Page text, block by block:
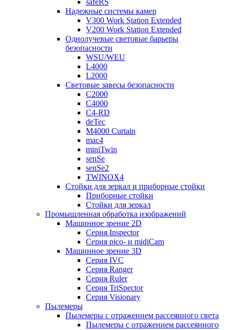
safeRS
Надежные системы камер
V300 Work Station Extended
V200 Work Station Extended
Однолучевые световые барьеры
безопасности
WSU/WEU
L4000
L2000
Световые завесы безопасности
C2000
C4000
C4-RD
deTec
M4000 Curtain
mac4
miniTwin
senSe
senSe2
TWINOX4
Стойки для зеркал и приборные стойки
Приборные стойки
Стойки для зеркал
Промышленная обработка изображений
Машинное зрение 2D
Серия Inspector
Серия pico- и midiCam
Машинное зрение 3D
Серия IVC
Серия Ranger
Серия Ruler
Серия TriSpector
Серия Visionary
Пылемеры
Пылемеры с отражением рассеянного света
Пылемеры с отражением рассеянного